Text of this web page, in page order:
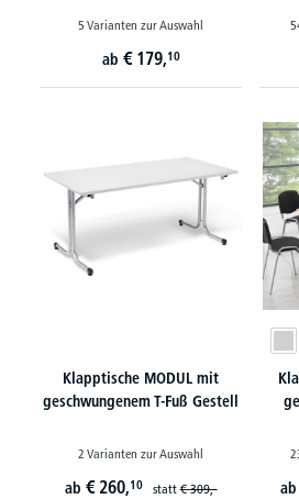
5 Varianten zur Auswahl
ab € 179,10
Klapptische MODUL mit
geschwungenem T-Fuß Gestell
2 Varianten zur Auswahl
ab € 260,10 statt€ 309,- ab